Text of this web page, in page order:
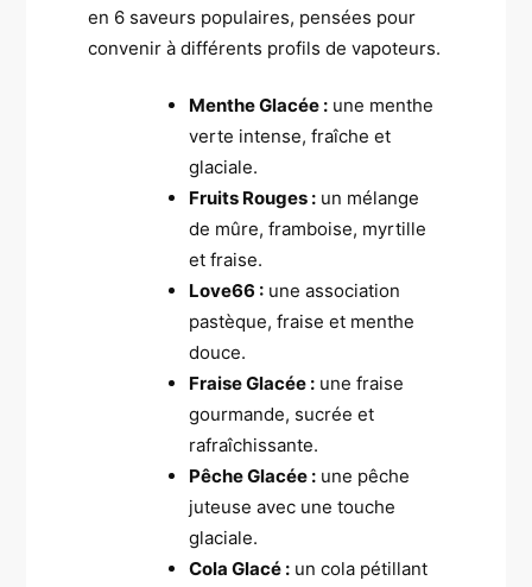
en 6 saveurs populaires, pensées pour
convenir à différents profils de vapoteurs.
Menthe Glacée : une menthe
verte intense, fraîche et
glaciale.
Fruits Rouges : un mélange
de mûre, framboise, myrtille
et fraise.
Love66 : une association
pastèque, fraise et menthe
douce.
Fraise Glacée : une fraise
gourmande, sucrée et
rafraîchissante.
Pêche Glacée : une pêche
juteuse avec une touche
glaciale.
Cola Glacé : un cola pétillant